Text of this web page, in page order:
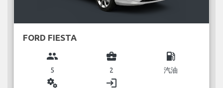
FORD FIESTA
group
5
business_center
2
local_gas_station
汽油
miscellaneous_services login